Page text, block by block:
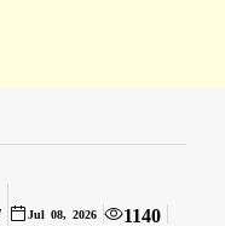
Jul 08, 2026 1140